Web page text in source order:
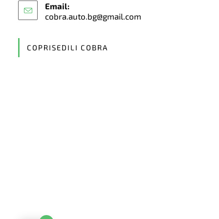
Email:
cobra.auto.bg@gmail.com
COPRISEDILI COBRA